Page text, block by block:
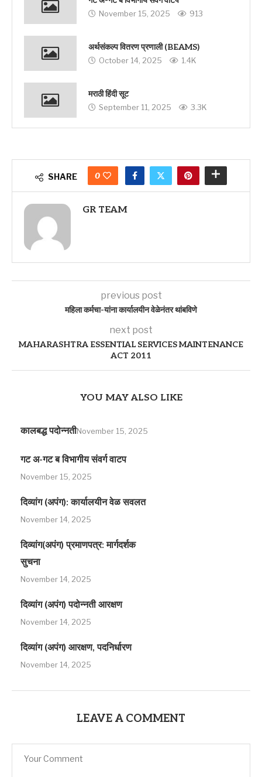
November 15, 2025 913
अर्थसंकल्प वितरण प्रणाली (BEAMS)
October 14, 2025 1.4K
मराठी हिंदी सूट
September 11, 2025 3.3K
SHARE 0
GR TEAM
previous post
महिला कर्मचा-यांना कार्यालयीन वेळेनंतर थांबविणे
next post
MAHARASHTRA ESSENTIAL SERVICES MAINTENANCE
ACT 2011
YOU MAY ALSO LIKE
कालबद्ध पदोन्नतीNovember 15, 2025
गट अ-गट ब विभागीय संवर्ग वाटप
November 15, 2025
दिव्यांग (अपंग): कार्यालयीन वेळ सवलत
November 14, 2025
दिव्यांग(अपंग) प्रमाणपत्र: मार्गदर्शक
सुचना
November 14, 2025
दिव्यांग (अपंग) पदोन्नती आरक्षण
November 14, 2025
दिव्यांग (अपंग) आरक्षण, पदनिर्धारण
November 14, 2025
LEAVE A COMMENT